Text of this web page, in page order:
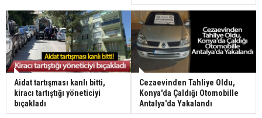
Aidat tartışması kanlı bitti,
kiracı tartıştığı yöneticiyi
bıçakladı
Cezaevinden Tahliye Oldu,
Konya'da Çaldığı Otomobille
Antalya'da Yakalandı